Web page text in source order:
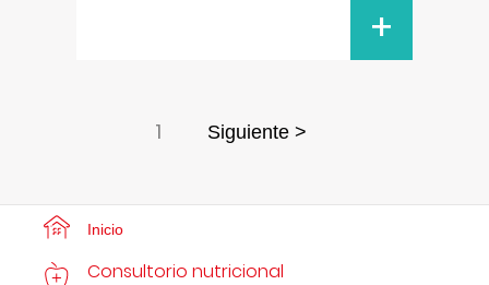
+
1 Siguiente >
Inicio
Consultorio nutricional